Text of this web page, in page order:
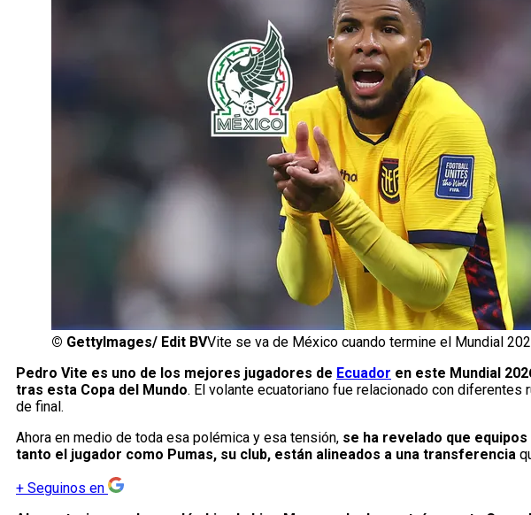
© GettyImages/ Edit BVVite se va de México cuando termine el Mundial
Pedro Vite es uno de los mejores jugadores de Ecuador en este Mundial
tras esta Copa del Mundo. El volante ecuatoriano fue relacionado con
de final.
Ahora en medio de toda esa polémica y esa tensión, se ha revelado que
tanto el jugador como Pumas, su club, están alineados a una transferencia
+ Seguinos en